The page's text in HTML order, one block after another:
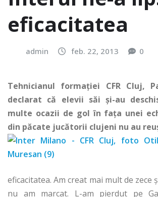
eficacitatea
admin feb. 22, 2013 0
Tehnicianul formaţiei CFR Cluj,
declarat că elevii săi şi-au
multe ocazii de gol în faţa unei
din păcate jucătorii clujeni nu au
eficacitatea. Am creat mai mult de zece
nu am marcat. L-am pierdut pe